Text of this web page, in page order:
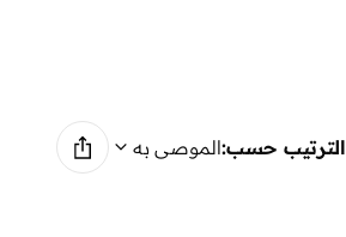
الترتيب حسب:الموصى به